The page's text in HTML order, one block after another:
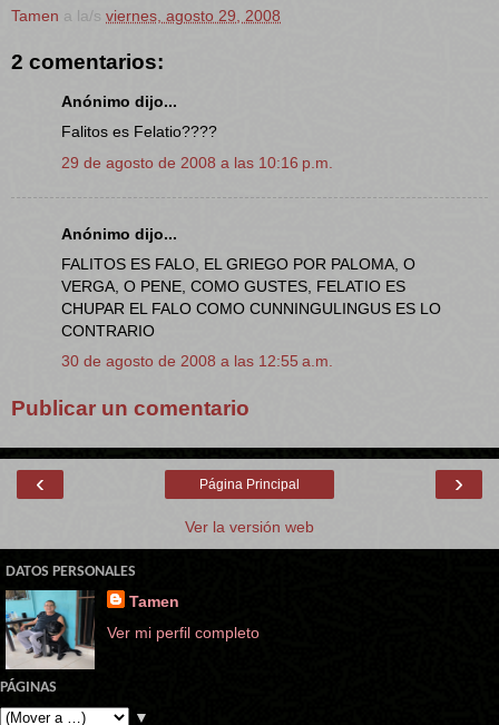
Tamen a la/s viernes, agosto 29, 2008
2 comentarios:
Anónimo dijo...
Falitos es Felatio????
29 de agosto de 2008 a las 10:16 p.m.
Anónimo dijo...
FALITOS ES FALO, EL GRIEGO POR PALOMA, O
VERGA, O PENE, COMO GUSTES, FELATIO ES
CHUPAR EL FALO COMO CUNNINGULINGUS ES LO
CONTRARIO
30 de agosto de 2008 a las 12:55 a.m.
Publicar un comentario
‹ ›
Página Principal
Ver la versión web
DATOS PERSONALES
Tamen
Ver mi perfil completo
PÁGINAS
▼